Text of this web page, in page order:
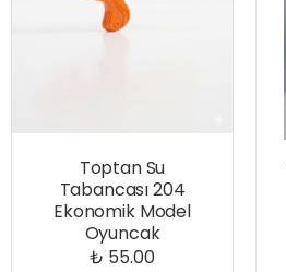
Toptan Su
Tabancası 204
Ekonomik Model
Oyuncak
₺ 55.00